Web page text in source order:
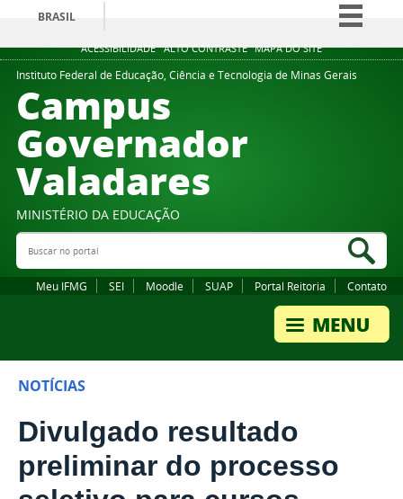
ACESSIBILIDADE ALTO CONTRASTE MAPA DO SITE
BRASIL
Simplifique!
Comunica BR
Instituto Federal de Educação, Ciência e Tecnologia de Minas Gerais
Campus
Governador
Valadares
MINISTÉRIO DA EDUCAÇÃO
Buscar no portal
Meu IFMG SEI Moodle SUAP Portal Reitoria Contato
NOTÍCIAS
Divulgado resultado
preliminar do processo